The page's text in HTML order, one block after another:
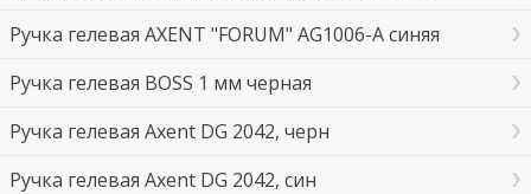
Ручка гелевая AXENT "FORUM" AG1006-A синяя
Ручка гелевая BOSS 1 мм черная
Ручка гелевая Axent DG 2042, черн
Ручка гелевая Axent DG 2042, син